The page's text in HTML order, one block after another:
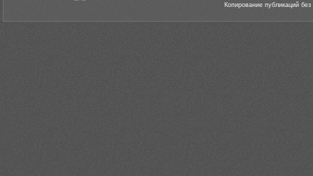
Копирование публикаций